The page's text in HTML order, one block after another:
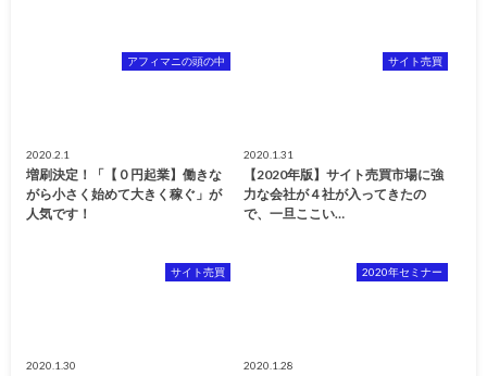
アフィマニの頭の中
2020.2.1
増刷決定！「【０円起業】働きな
がら小さく始めて大きく稼ぐ」が
人気です！
サイト売買
2020.1.31
【2020年版】サイト売買市場に強
力な会社が４社が入ってきたの
で、一旦ここい…
サイト売買
2020.1.30
2020年セミナー
2020.1.28